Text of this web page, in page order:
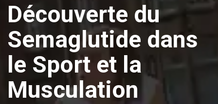
Découverte du
Semaglutide dans
le Sport et la
Musculation